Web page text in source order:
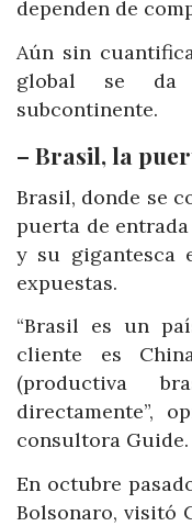
dependen de
Aún sin
global se da
subcontinente.
– Brasil, la
Brasil, donde se
puerta de
y su gigantesca
expuestas.
“Brasil es un
cliente es
(productiva
directamente”,
consultora Guide.
En octubre
Bolsonaro, visitó